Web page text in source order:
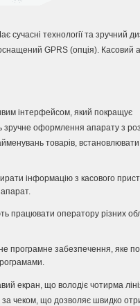
сучасні технології та зручний
GPRS (опція). Касовий
інтерфейсом, який покращує
зручне оформлення апарату з
товарів,
інформацію з касового
працювати оператору різних
програмне забезпечення, яке
екран, що володіє чотирма
чеком, що дозволяє швидко